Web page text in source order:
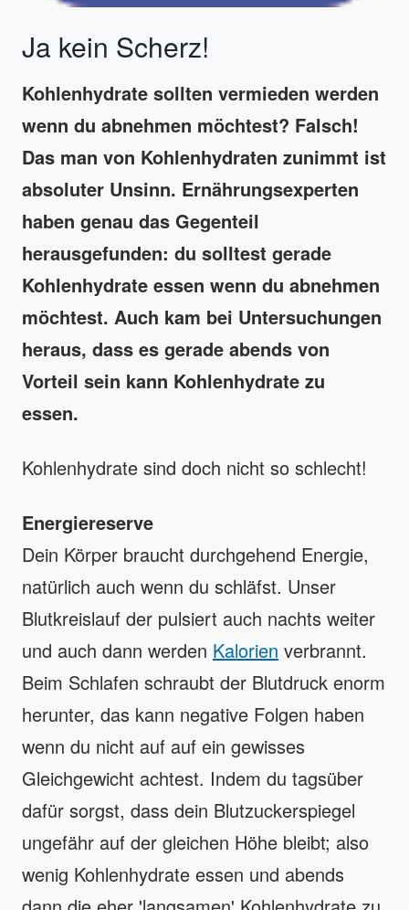
Ja kein Scherz!
Kohlenhydrate sollten vermieden werden
wenn du abnehmen möchtest? Falsch!
Das man von Kohlenhydraten zunimmt ist
absoluter Unsinn. Ernährungsexperten
haben genau das Gegenteil
herausgefunden: du solltest gerade
Kohlenhydrate essen wenn du abnehmen
möchtest. Auch kam bei Untersuchungen
heraus, dass es gerade abends von
Vorteil sein kann Kohlenhydrate zu
essen.
Kohlenhydrate sind doch nicht so schlecht!
Energiereserve
Dein Körper braucht durchgehend Energie,
natürlich auch wenn du schläfst. Unser
Blutkreislauf der pulsiert auch nachts weiter
und auch dann werden Kalorien verbrannt.
Beim Schlafen schraubt der Blutdruck enorm
herunter, das kann negative Folgen haben
wenn du nicht auf auf ein gewisses
Gleichgewicht achtest. Indem du tagsüber
dafür sorgst, dass dein Blutzuckerspiegel
ungefähr auf der gleichen Höhe bleibt; also
wenig Kohlenhydrate essen und abends